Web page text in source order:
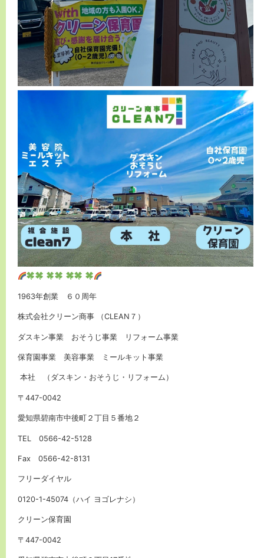
1963年創業 ６０周年
株式会社クリーン商事 （CLEAN７）
ダスキン事業 おそうじ事業 リフォーム事業
保育園事業 美容事業 ミールキット事業
本社 （ダスキン・おそうじ・リフォーム）
〒447-0042
愛知県碧南市中後町２丁目５番地２
TEL 0566-42-5128
Fax 0566-42-8131
フリーダイヤル
0120-1-45074（ハイ ヨゴレナシ）
クリーン保育園
〒447-0042